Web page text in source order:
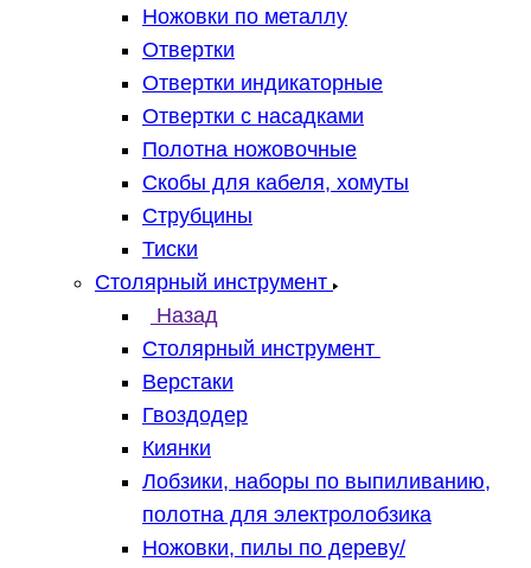
Ножовки по металлу
Отвертки
Отвертки индикаторные
Отвертки с насадками
Полотна ножовочные
Скобы для кабеля, хомуты
Струбцины
Тиски
Столярный инструмент
Назад
Столярный инструмент
Верстаки
Гвоздодер
Киянки
Лобзики, наборы по выпиливанию,
полотна для электролобзика
Ножовки, пилы по дереву/